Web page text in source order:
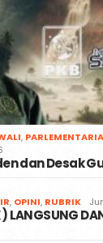
, PARLEMENTARIA
dan Desak
, OPINI, RUBRIK
LANGSUNG